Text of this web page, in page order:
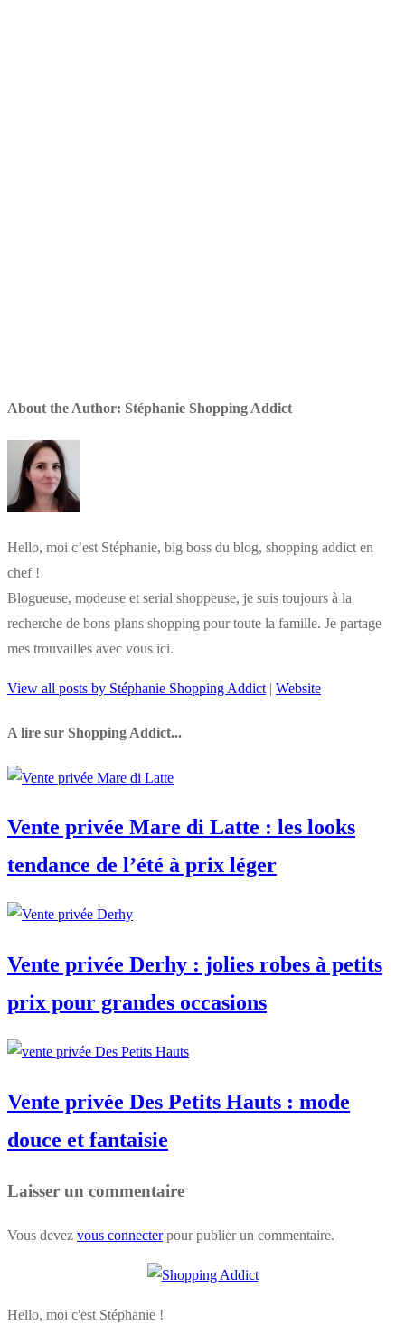
About the Author: Stéphanie Shopping Addict
Hello, moi c’est Stéphanie, big boss du blog, shopping addict en
chef !
Blogueuse, modeuse et serial shoppeuse, je suis toujours à la
recherche de bons plans shopping pour toute la famille. Je partage
mes trouvailles avec vous ici.
View all posts by Stéphanie Shopping Addict | Website
A lire sur Shopping Addict...
Vente privée Mare di Latte : les looks
tendance de l’été à prix léger
Vente privée Derhy : jolies robes à petits
prix pour grandes occasions
Vente privée Des Petits Hauts : mode
douce et fantaisie
Laisser un commentaire
Vous devez vous connecterpour publier un commentaire.
Hello, moi c'est Stéphanie !